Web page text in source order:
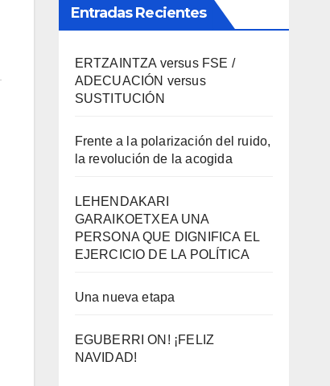
Entradas Recientes
ERTZAINTZA versus FSE /
ADECUACIÓN versus
SUSTITUCIÓN
Frente a la polarización del ruido,
la revolución de la acogida
LEHENDAKARI
GARAIKOETXEA UNA
PERSONA QUE DIGNIFICA EL
EJERCICIO DE LA POLÍTICA
Una nueva etapa
EGUBERRI ON! ¡FELIZ
NAVIDAD!